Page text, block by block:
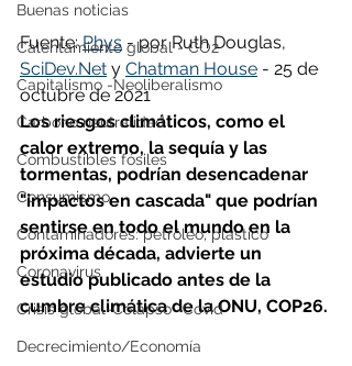
Buenas noticias
Calentamiento global - CO2
Capitalismo -Neoliberalismo
Carbono neutralidad
Combustibles fósiles
Consumismo
Contaminadores: petróleo, plástico
Coronavirus
Crisis global-Colapso -Covid
Decrecimiento/Economía
Fuente: Phys - por Ruth Douglas,
SciDev.Net y Chatman House - 25 de
octubre de 2021
Los riesgos climáticos, como el
calor extremo, la sequía y las
tormentas, podrían desencadenar
"impactos en cascada" que podrían
sentirse en todo el mundo en la
próxima década, advierte un
estudio publicado antes de la
cumbre climática de la ONU, COP26.